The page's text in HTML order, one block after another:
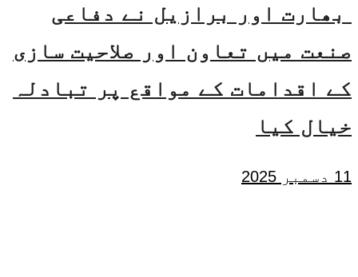
بھارت اور برازیل نے دفاعی
صنعت میں تعاون اور صلاحیت سازی
کے اقدامات کے مواقع پر تبادلہ
خیال کیا
11 دسمبر 2025